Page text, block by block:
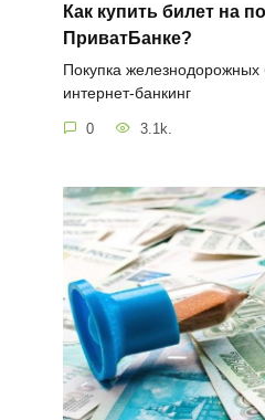
Как купить билет на
ПриватБанке?
Покупка железнодорожных
интернет-банкинг
0 3.1k.